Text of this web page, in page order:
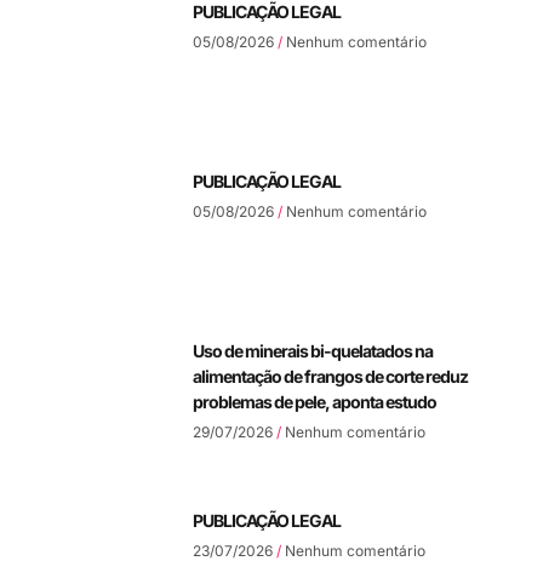
PUBLICAÇÃO LEGAL
05/08/2026 Nenhum comentário
PUBLICAÇÃO LEGAL
05/08/2026 Nenhum comentário
Uso de minerais bi-quelatados na
alimentação de frangos de corte reduz
problemas de pele, aponta estudo
29/07/2026 Nenhum comentário
PUBLICAÇÃO LEGAL
23/07/2026 Nenhum comentário